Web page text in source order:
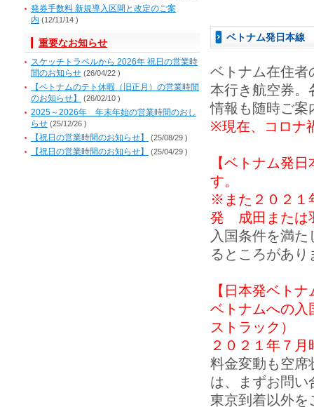
ベトナム発日本線
ベトナム在住者
本行き航空券。
情報も随時ご案
※現在、コロナ
【ベトナム発
す。
※また２０２１
発 成田または
入国条件を満
るところがあ
【日本発ベト
ベトナムへの入
ストラック）
２０２１年７
料金変動も空席
は、まずお問い
東京到着以外を
発券手数料 新規導入区間と改定のご案
内 (12/11/14 )
重要なお知らせ
スケッチトラベルから 2026年 祝日の営業時
間のお知らせ (26/04/22 )
【ベトナムのテト休暇（旧正月）の営業時間
のお知らせ】
(26/02/10 )
2025～2026年 年末年始の営業時間のおし
らせ (25/12/26 )
【祝日の営業時間のお知らせ】 (25/08/29 )
【祝日の営業時間のお知らせ】 (25/04/29 )